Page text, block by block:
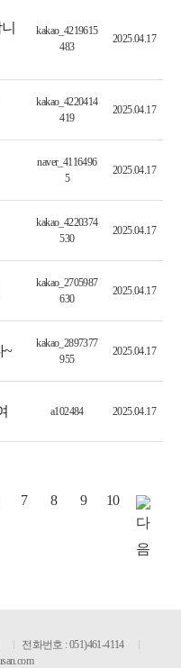
kakao_4219615
483
2025.04.17
kakao_4220414
419
2025.04.17
naver_4116496
5
2025.04.17
kakao_4220374
530
2025.04.17
kakao_2705987
630
2025.04.17
~
kakao_2897377
955
2025.04.17
a102484 2025.04.17
7 8 9 10
전화번호 : 051)461-4114